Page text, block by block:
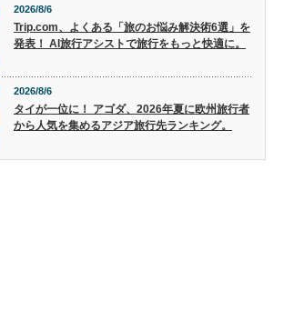
2026/8/6
Trip.com、よくある「旅のお悩み解決術6選」を
発表！ AI旅行アシストで旅行をもっと快適に。
2026/8/6
タイが一位に！ アゴダ、2026年夏に欧州旅行者
から人気を集めるアジア旅行先ランキング。